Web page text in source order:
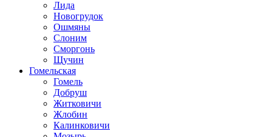
Лида
Новогрудок
Ошмяны
Слоним
Сморгонь
Щучин
Гомельская
Гомель
Добруш
Житковичи
Жлобин
Калинковичи